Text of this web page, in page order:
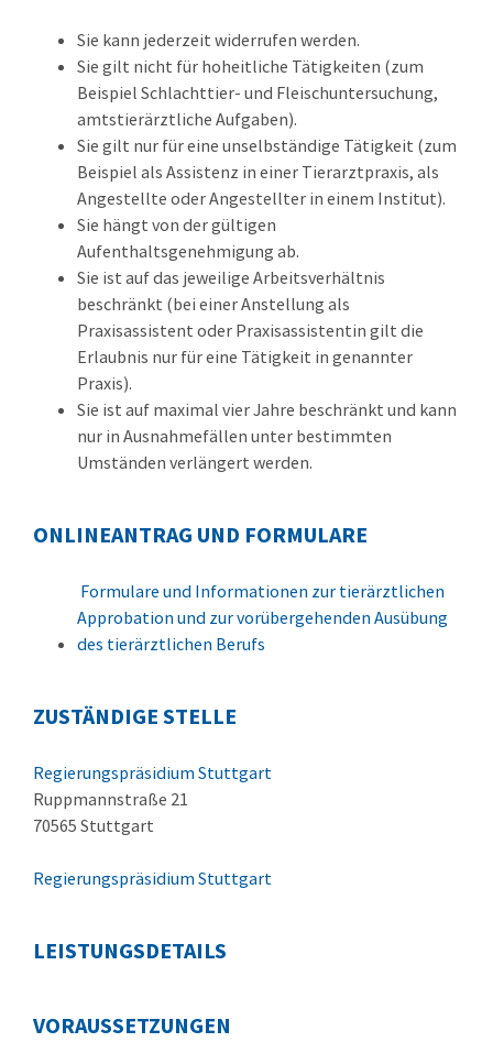
Sie kann jederzeit widerrufen werden.
Sie gilt nicht für hoheitliche Tätigkeiten (zum
Beispiel Schlachttier- und Fleischuntersuchung,
amtstierärztliche Aufgaben).
Sie gilt nur für eine unselbständige Tätigkeit (zum
Beispiel als Assistenz in einer Tierarztpraxis, als
Angestellte oder Angestellter in einem Institut).
Sie hängt von der gültigen
Aufenthaltsgenehmigung ab.
Sie ist auf das jeweilige Arbeitsverhältnis
beschränkt (bei einer Anstellung als
Praxisassistent oder Praxisassistentin gilt die
Erlaubnis nur für eine Tätigkeit in genannter
Praxis).
Sie ist auf maximal vier Jahre beschränkt und kann
nur in Ausnahmefällen unter bestimmten
Umständen verlängert werden.
ONLINEANTRAG UND FORMULARE
Formulare und Informationen zur tierärztlichen
Approbation und zur vorübergehenden Ausübung
des tierärztlichen Berufs
ZUSTÄNDIGE STELLE
Regierungspräsidium Stuttgart
Ruppmannstraße 21
70565 Stuttgart
Regierungspräsidium Stuttgart
LEISTUNGSDETAILS
VORAUSSETZUNGEN